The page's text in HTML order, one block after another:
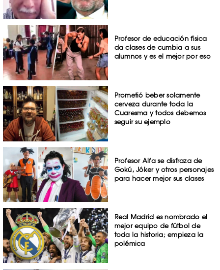
Profesor de educación física
da clases de cumbia a sus
alumnos y es el mejor por eso
Prometió beber solamente
cerveza durante toda la
Cuaresma y todos debemos
seguir su ejemplo
Profesor Alfa se disfraza de
Gokú, Jóker y otros personajes
para hacer mejor sus clases
Real Madrid es nombrado el
mejor equipo de fútbol de
toda la historia; empieza la
polémica